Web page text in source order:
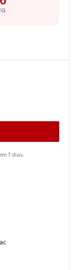
7 dias.